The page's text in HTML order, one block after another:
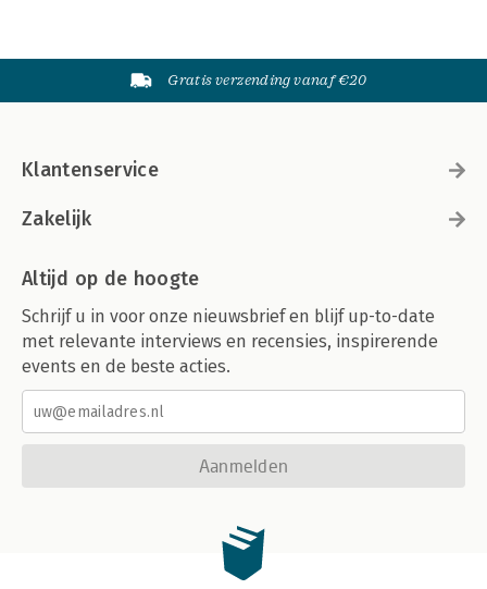
Gratis verzending vanaf €20
Klantenservice
Zakelijk
Altijd op de hoogte
Schrijf u in voor onze nieuwsbrief en blijf up-to-date
met relevante interviews en recensies, inspirerende
events en de beste acties.
Aanmelden